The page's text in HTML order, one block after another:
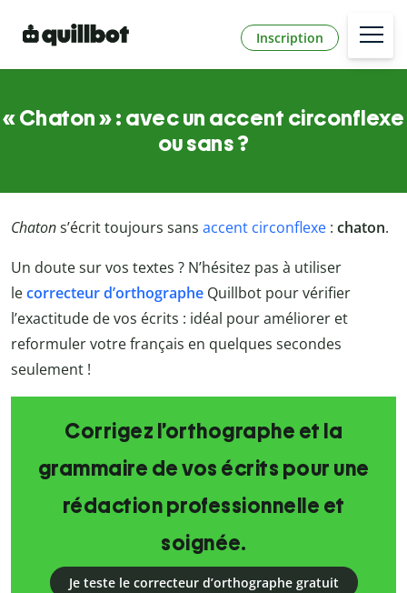
Inscription
« Chaton » : avec un accent circonflexe
ou sans ?
Chatons’écrit toujours sans accent circonflexe : chaton.
Un doute sur vos textes ? N’hésitez pas à utiliser
lecorrecteur d’orthographe Quillbot pour vérifier
l’exactitude de vos écrits : idéal pour améliorer et
reformuler votre français en quelques secondes
seulement !
Corrigez l’orthographe et la
grammaire de vos écrits pour une
rédaction professionnelle et
soignée.
Je teste le correcteur d’orthographe gratuit